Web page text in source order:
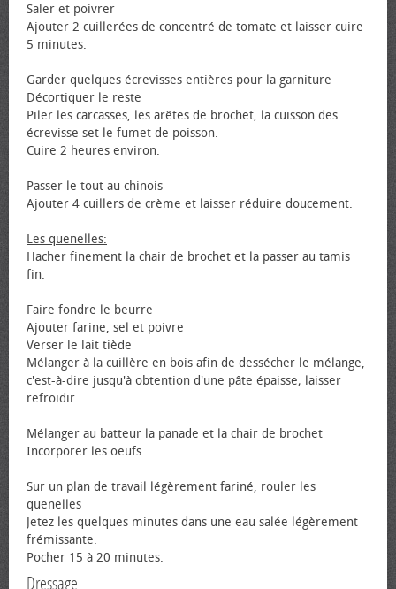
Saler et poivrer
Ajouter 2 cuillerées de concentré de tomate et laisser cuire
5 minutes.
Garder quelques écrevisses entières pour la garniture
Décortiquer le reste
Piler les carcasses, les arêtes de brochet, la cuisson des
écrevisse set le fumet de poisson.
Cuire 2 heures environ.
Passer le tout au chinois
Ajouter 4 cuillers de crème et laisser réduire doucement.
Les quenelles:
Hacher finement la chair de brochet et la passer au tamis
fin.
Faire fondre le beurre
Ajouter farine, sel et poivre
Verser le lait tiède
Mélanger à la cuillère en bois afin de dessécher le mélange,
c'est-à-dire jusqu'à obtention d'une pâte épaisse; laisser
refroidir.
Mélanger au batteur la panade et la chair de brochet
Incorporer les œufs.
Sur un plan de travail légèrement fariné, rouler les
quenelles
Jetez les quelques minutes dans une eau salée légèrement
frémissante.
Pocher 15 à 20 minutes.
Dressage